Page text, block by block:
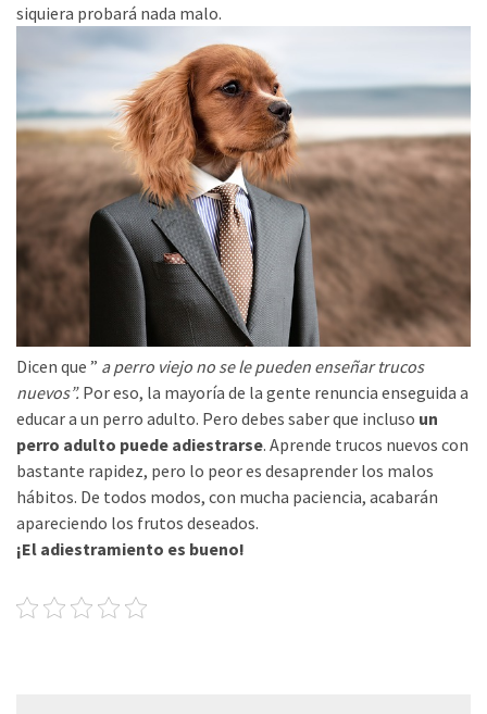
siquiera probará nada malo.
Dicen que ” a perro viejo no se le pueden enseñar trucos
nuevos”. Por eso, la mayoría de la gente renuncia enseguida a
educar a un perro adulto. Pero debes saber que incluso un
perro adulto puede adiestrarse. Aprende trucos nuevos con
bastante rapidez, pero lo peor es desaprender los malos
hábitos. De todos modos, con mucha paciencia, acabarán
apareciendo los frutos deseados.
¡El adiestramiento es bueno!